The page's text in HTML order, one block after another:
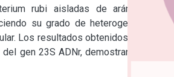
rubi aisladas de arándanos
su grado de heterogeneidad
Los resultados obtenidos en las
gen 23S ADNr, demostraron una